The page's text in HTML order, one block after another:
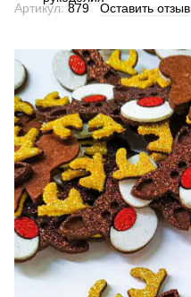
Артикул: 879 Оставить отзыв